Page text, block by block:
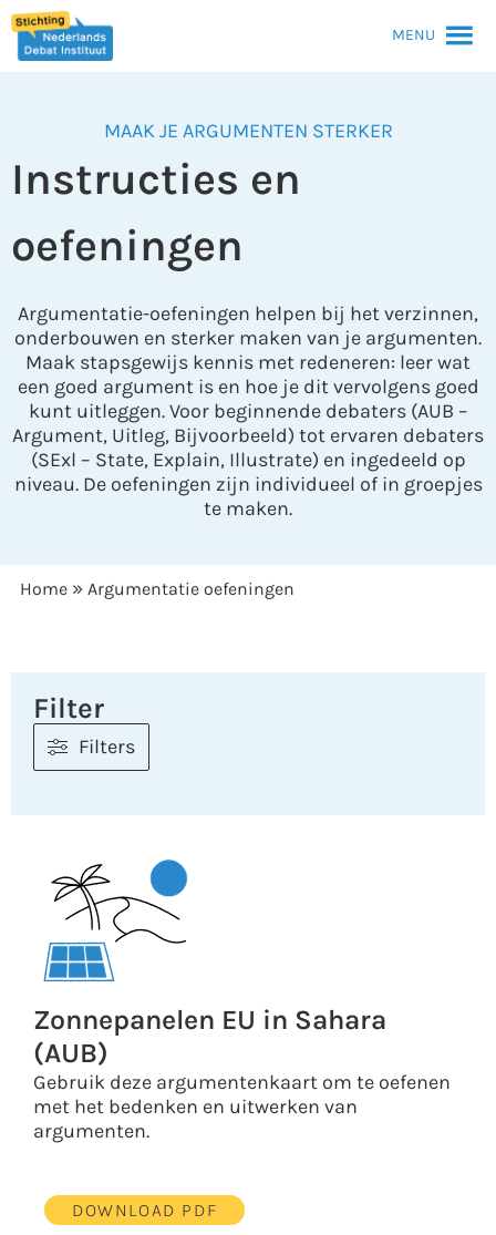
MENU
MAAK JE ARGUMENTEN STERKER
Instructies en
oefeningen
Argumentatie-oefeningen helpen bij het verzinnen,
onderbouwen en sterker maken van je argumenten.
Maak stapsgewijs kennis met redeneren: leer wat
een goed argument is en hoe je dit vervolgens goed
kunt uitleggen. Voor beginnende debaters (AUB –
Argument, Uitleg, Bijvoorbeeld) tot ervaren debaters
(SExl – State, Explain, Illustrate) en ingedeeld op
niveau. De oefeningen zijn individueel of in groepjes
te maken.
Home » Argumentatie oefeningen
Filter
Filters
Zonnepanelen EU in Sahara
(AUB)
Gebruik deze argumentenkaart om te oefenen
met het bedenken en uitwerken van
argumenten.
DOWNLOAD PDF